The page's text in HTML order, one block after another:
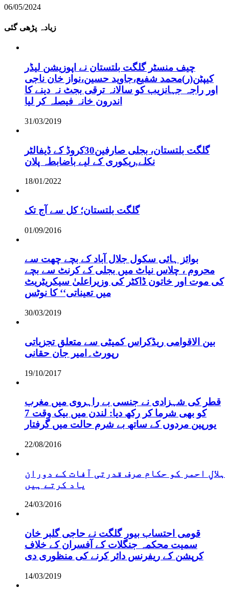
06/05/2024
زیادہ پڑھی گئی
چیف منسٹر گلگت بلتستان نے اپوزیشن لیڈر
کیپٹن(ر)محمد شفیع،جاوید حسین،نواز خان ناجی
اور راجہ جہانزیب کو سالانہ ترقی بجٹ نہ دینے کا
اندرون خانہ فیصلہ کر لیا
31/03/2019
گلگت بلتستان، بجلی صارفین30کروڈ کے ڈیفالٹر
نکلے,ریکوری کے لیے باضابطہ پلان
18/01/2022
گلگت بلتستان؛ کل سے آج تک
01/09/2016
بوائز ہائی سکول جلال آباد کے بچے چھت سے
محروم ، چلاس نیاٹ میں بجلی کے کرنٹ سے بچے
کی موت اور خاتون ڈاکٹر کی وزیراعلیٰ سیکریٹریٹ
میں تعیناتی‘‘ کا نوٹس
30/03/2019
بین الاقوامی ریڈکراس کمیٹی سے متعلق تجزیاتی
رپورٹ۔امیر جان حقانی
19/10/2017
قطر کی شہزادی نے جنسی بے راہروی میں مغرب
کو بھی شرما کر رکھ دیا: لندن میں بیک وقت 7
یورپین مردوں کے ساتھ بے شرم حالت میں گرفتار
22/08/2016
ہلالِ احمر کو حکام صرف قدرتی آفات کے دوران
یاد کرتے ہیں
24/03/2016
قومی احتساب بیور گلگت نے حاجی گلبر خان
سمیت محکمہ جنگلات کے آفسران کے خلاف
کرپشن کے ریفرنس دائر کرنے کی منظوری دی
14/03/2019